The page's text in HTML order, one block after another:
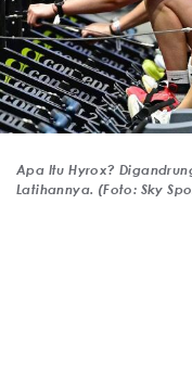
Apa Itu Hyrox?
Latihannya. (Foto: Sky